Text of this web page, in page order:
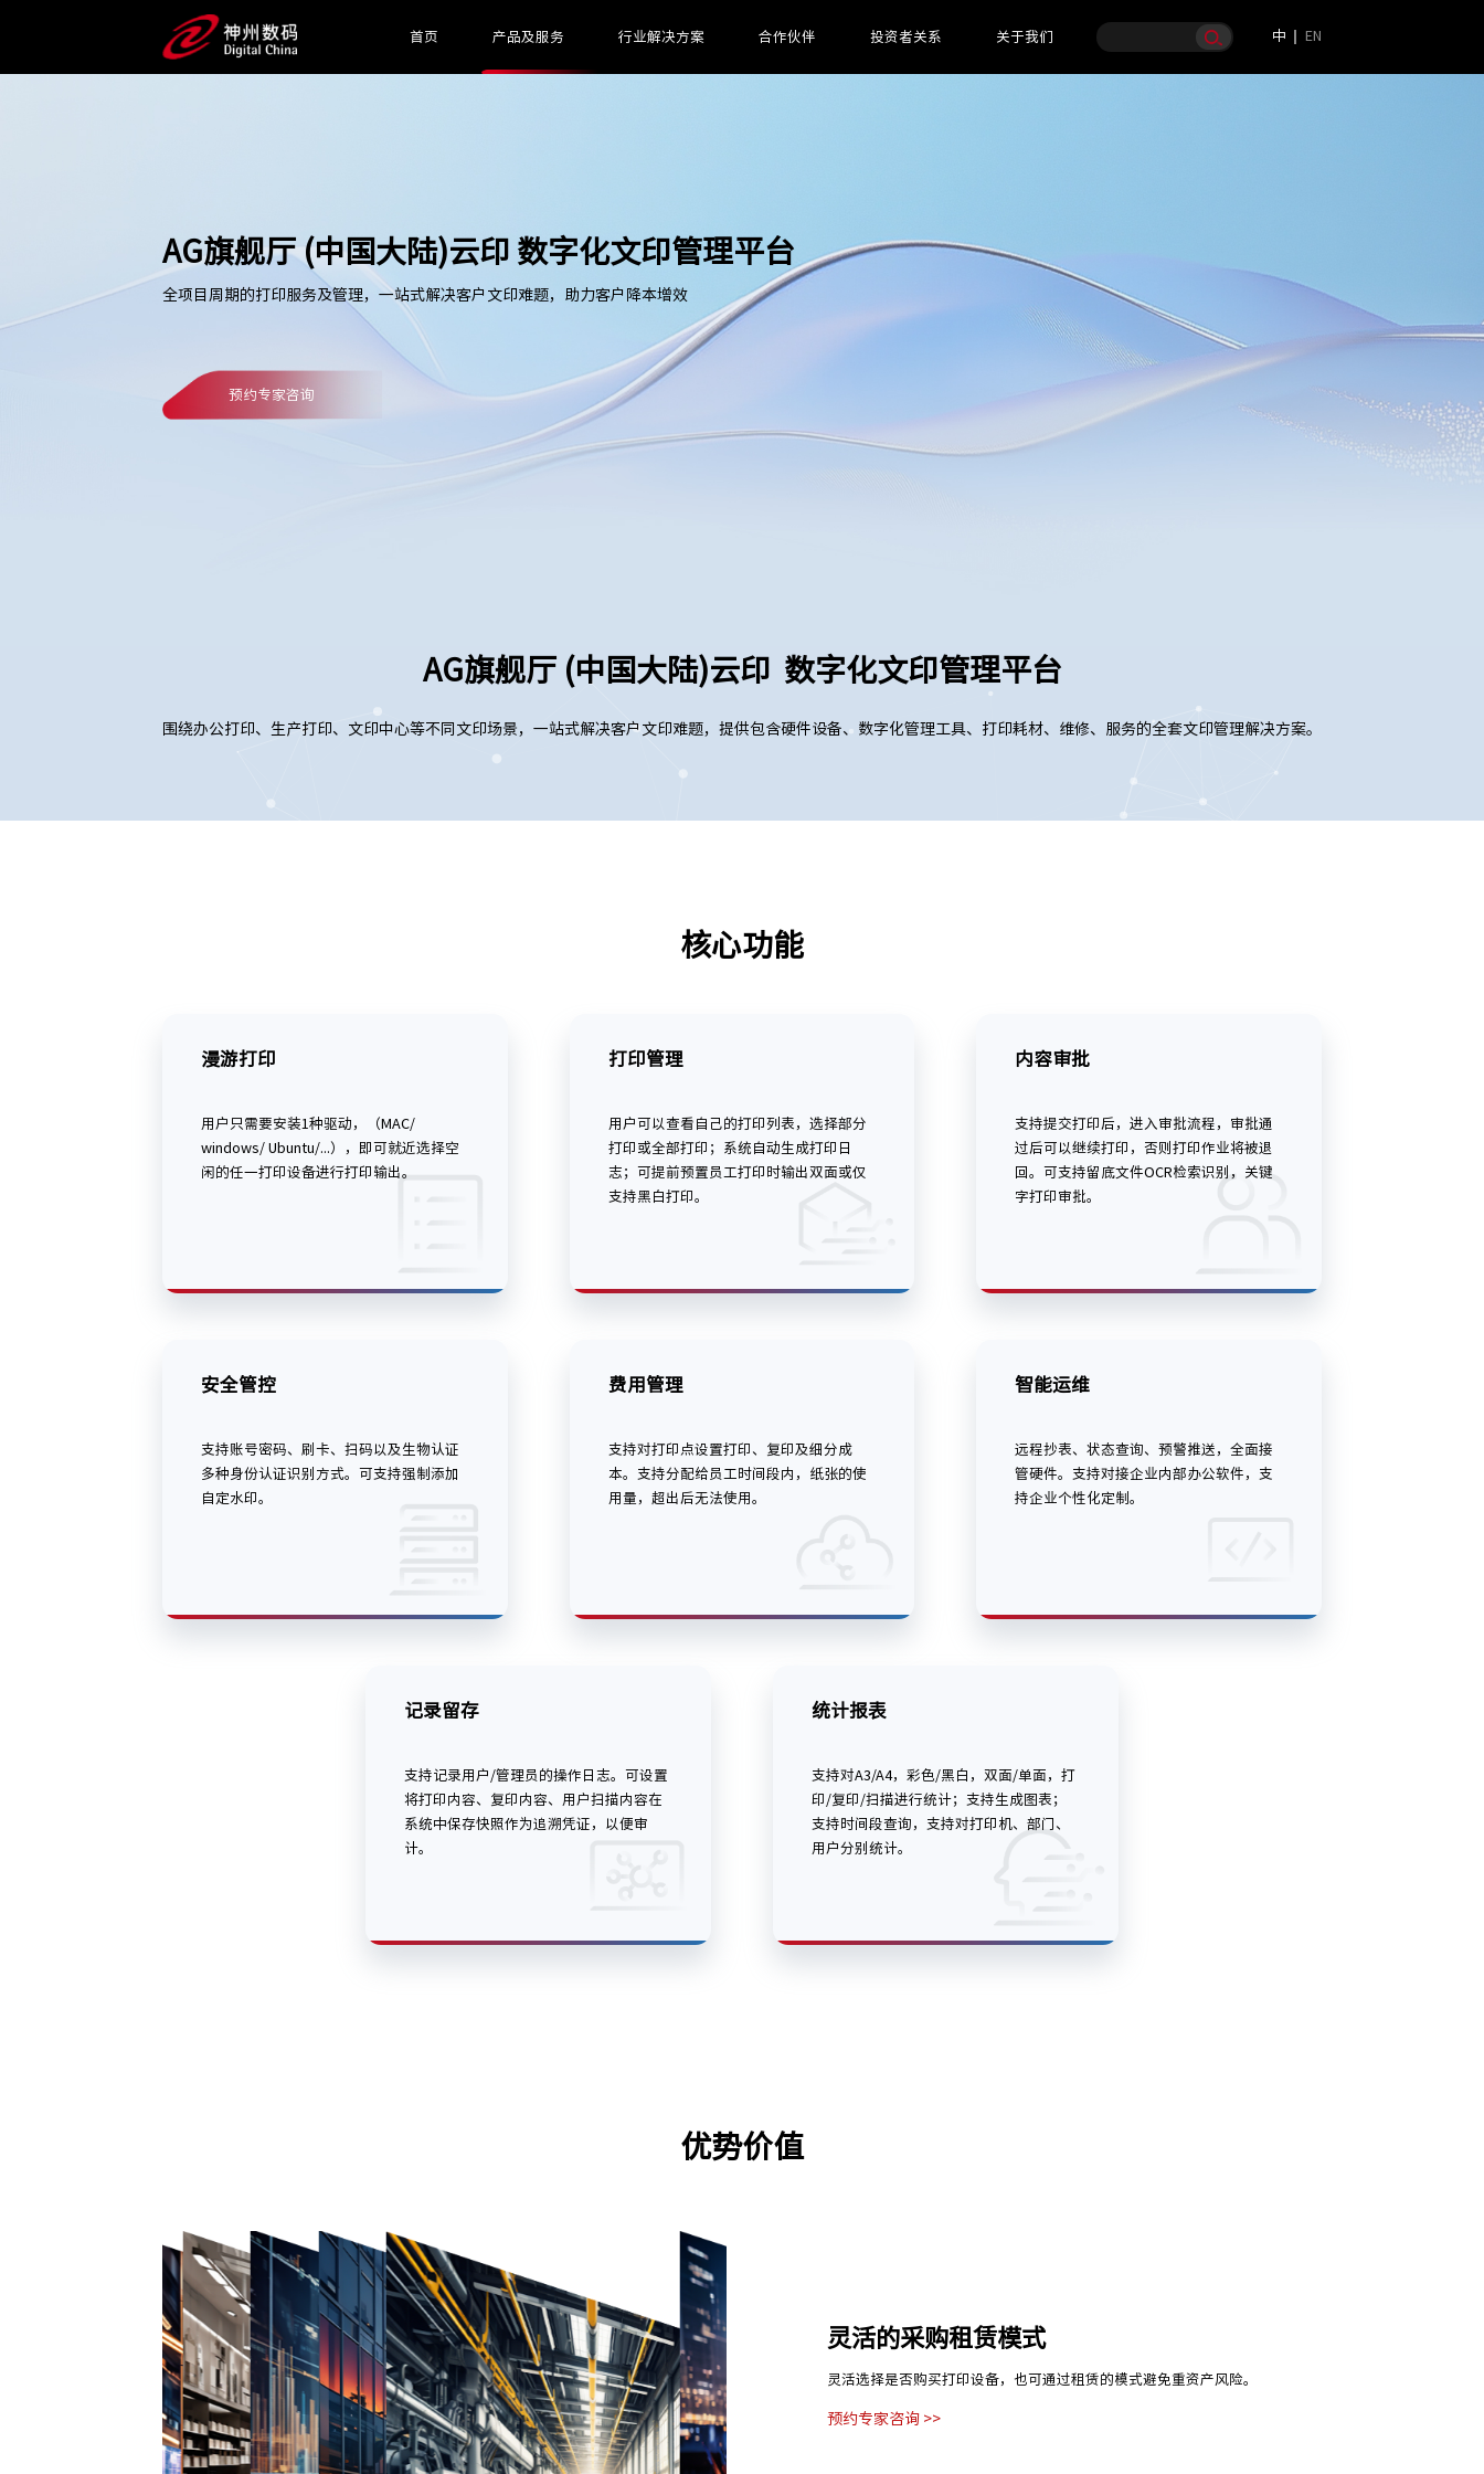
首页 产品及服务 行业解决方案 合作伙伴 投资者关系 关于我们 中 EN
AG旗舰厅 (中国大陆)云印 数字化文印管理平台
全项目周期的打印服务及管理，一站式解决客户文印难题，助力客户降本增效
预约专家咨询
AG旗舰厅 (中国大陆)云印 数字化文印管理平台
围绕办公打印、生产打印、文印中心等不同文印场景，一站式解决客户文印难题，提供包含硬件设备、数字化管理工具、打印耗材、维修、服务的全套文印管理解决方案。
核心功能
漫游打印
用户只需要安装1种驱动，（MAC/
windows/ Ubuntu/...），即可就近选择空
闲的任一打印设备进行打印输出。
打印管理
用户可以查看自己的打印列表，选择部分
打印或全部打印；系统自动生成打印日
志；可提前预置员工打印时输出双面或仅
支持黑白打印。
内容审批
支持提交打印后，进入审批流程，审批通
过后可以继续打印，否则打印作业将被退
回。可支持留底文件OCR检索识别，关键
字打印审批。
安全管控
支持账号密码、刷卡、扫码以及生物认证
多种身份认证识别方式。可支持强制添加
自定水印。
费用管理
支持对打印点设置打印、复印及细分成
本。支持分配给员工时间段内，纸张的使
用量，超出后无法使用。
智能运维
远程抄表、状态查询、预警推送，全面接
管硬件。支持对接企业内部办公软件，支
持企业个性化定制。
记录留存
支持记录用户/管理员的操作日志。可设置
将打印内容、复印内容、用户扫描内容在
系统中保存快照作为追溯凭证，以便审
计。
统计报表
支持对A3/A4，彩色/黑白，双面/单面，打
印/复印/扫描进行统计；支持生成图表；
支持时间段查询，支持对打印机、部门、
用户分别统计。
优势价值
灵活的采购租赁模式
灵活选择是否购买打印设备，也可通过租赁的模式避免重资产风险。
预约专家咨询 >>